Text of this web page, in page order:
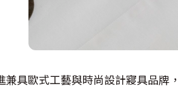
具歐式工藝與時尚設計寢具品牌